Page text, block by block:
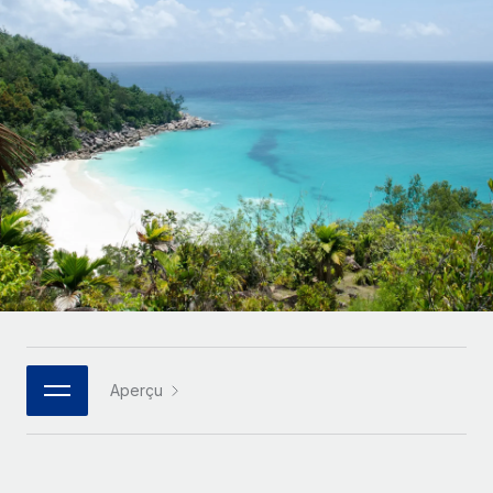
Gestion des freelances
Intégrez et gérez vos freelances partout dans le monde
PEO
Sous-traitez les opérations complexes liées à l’emploi
INFRASTRUCTURE
Intégration Remote
Intégrez vos RH aux flux de travail en toute simplicité
Plateforme
Des fonctions RH clés intégrées pour votre équipe
Connectez n'importe quel outil d’IA à Remote grâce à
notre MCP
Comparer Remote
CROISSANCE
Start-ups
Des solutions agiles et internationales pour les RH et la
paie des entreprises en pleine croissance
Entreprises intermédiaires
Développez vos équipes avec des solutions RH sur
mesure
Entreprise
Les RH à l’international pour les grandes entreprises
Calculateur de paiement des freelances
Découvrez les devises disponibles et les vitesses de
paiement pour vos freelances internationaux
APPRENDRE AVEC REMOTE
Recherche et guides
Études de cas
Checklists et modèles
Descriptions de postes
Nederlands
Français
Deutsch
Español
Italiano
Português (Portugal)
日本語
한국어
Aperçu